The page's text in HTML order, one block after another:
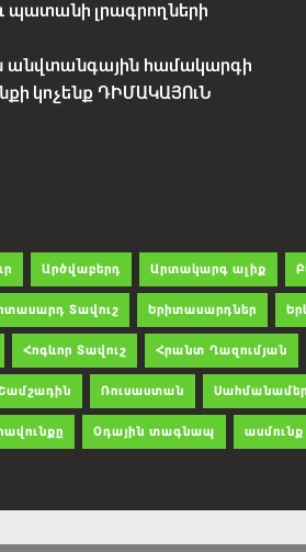
պատանի լրագրողների
անվտանգային համակարգի
կոչենք ԴԻՄԱԿԱՅՈւՆ
Արծվաբերդ Արտակարգ ալիք
Տավուշ Երիտասարդներ
Հոգևոր Տավուշ Հրանտ Ղազումյան
Ռուսաստան
Օդային տագնապ ասմունք